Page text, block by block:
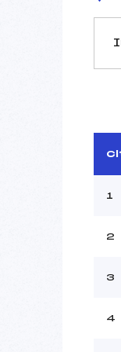
1
2
3
4